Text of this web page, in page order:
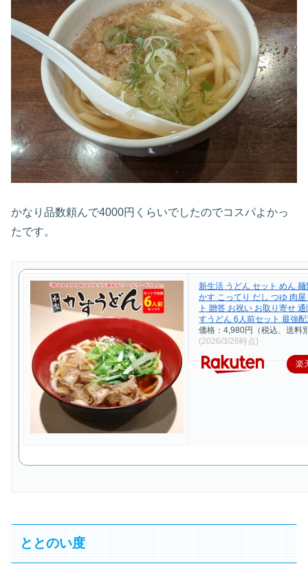
かなり品数頼んで4000円くらいでしたのでコスパよかっ
たです。
新生活 うどん セット めん
かす こってり だし つゆ 肉
ト 贈答 お祝い お取り寄せ
すうどん 6人前セット 最強
価格：4,980円（税込、送料
(2026/3/26時点)
楽
ととのい度